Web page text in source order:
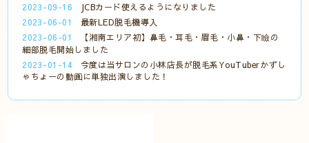
2023-09-16
JCBカード使えるようになりました
2023-06-01
最新LED脱毛機導入
2023-06-01
【湘南エリア初】鼻毛・耳毛・眉毛・小鼻・下瞼の
細部脱毛開始しました
2023-01-14
今度は当サロンの小林店長が脱毛系YouTuberかずし
ゃちょーの動画に単独出演しました！